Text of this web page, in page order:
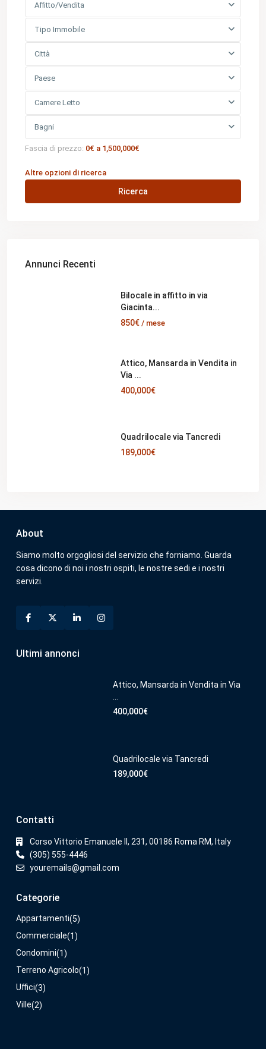
Affitto/Vendita
Tipo Immobile
Città
Paese
Camere Letto
Bagni
Fascia di prezzo: 0€ a 1,500,000€
Altre opzioni di ricerca
Ricerca
Annunci Recenti
Bilocale in affitto in via
Giacinta...
850€/ mese
Attico, Mansarda in Vendita in
Via ...
400,000€
Quadrilocale via Tancredi
189,000€
About
Siamo molto orgogliosi del servizio che forniamo. Guarda
cosa dicono di noi i nostri ospiti, le nostre sedi e i nostri
servizi.
Ultimi annonci
Attico, Mansarda in Vendita in Via
...
400,000€
Quadrilocale via Tancredi
189,000€
Contatti
Corso Vittorio Emanuele II, 231, 00186 Roma RM, Italy
(305) 555-4446
youremails@gmail.com
Categorie
Appartamenti(5)
Commerciale(1)
Condomini(1)
Terreno Agricolo(1)
Uffici(3)
Ville(2)